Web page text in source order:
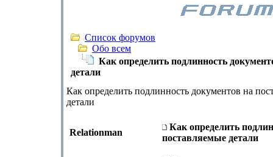
Список форумов
Обо всем
Как определить подлинность
детали
Как определить подлинность документов на
детали
Relationman
Как определить
поставляемые детали